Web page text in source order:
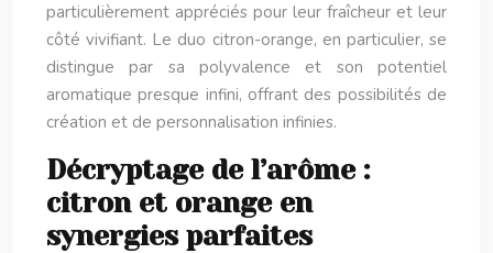
particulièrement appréciés pour leur fraîcheur et leur
côté vivifiant. Le duo citron-orange, en particulier, se
distingue par sa polyvalence et son potentiel
aromatique presque infini, offrant des possibilités de
création et de personnalisation infinies.
Décryptage de l’arôme :
citron et orange en
synergies parfaites